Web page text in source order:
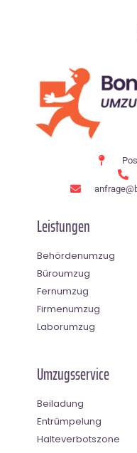
Leistungen
Behördenumzug
Büroumzug
Fernumzug
Firmenumzug
Laborumzug
Umzugsservice
Beiladung
Entrümpelung
Halteverbotszone